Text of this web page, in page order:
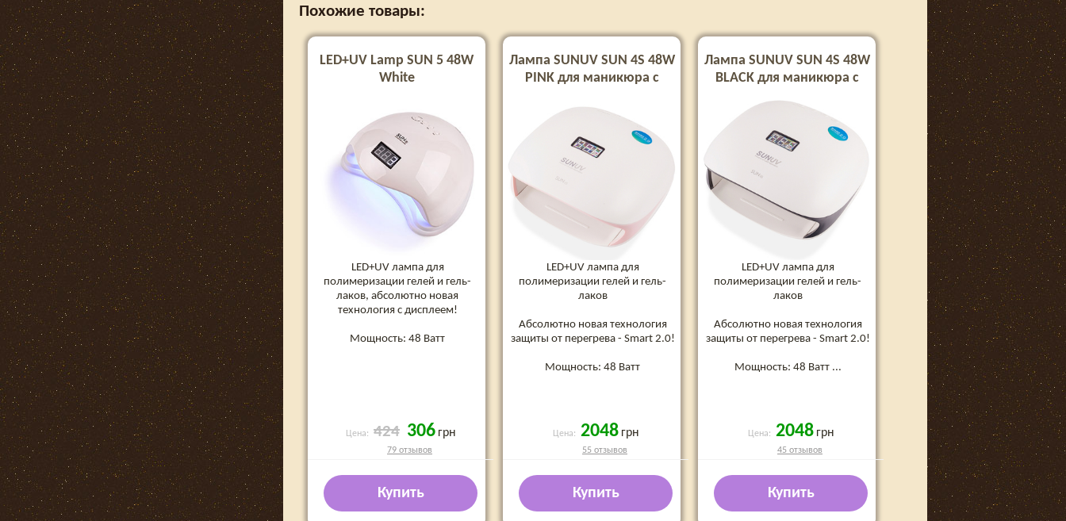
Похожие товары:
LED+UV Lamp SUN 5 48W
White
LED+UV лампа для
полимеризации гелей и гель-
лаков, абсолютно новая
технология c дисплеем!
Мощность: 48 Ватт
Цена: 424 306 грн
79 отзывов
Купить
Лампа SUNUV SUN 4S 48W
PINK для маникюра с
(Оригинал)
LED+UV лампа для
полимеризации гелей и гель-
лаков
Абсолютно новая технология
защиты от перегрева - Smart 2.0!
Мощность: 48 Ватт
Цена: 2048 грн
55 отзывов
Купить
Лампа SUNUV SUN 4S 48W
BLACK для маникюра с
(Оригинал)
LED+UV лампа для
полимеризации гелей и гель-
лаков
Абсолютно новая технология
защиты от перегрева - Smart 2.0!
Мощность: 48 Ватт...
Цена: 2048 грн
45 отзывов
Купить